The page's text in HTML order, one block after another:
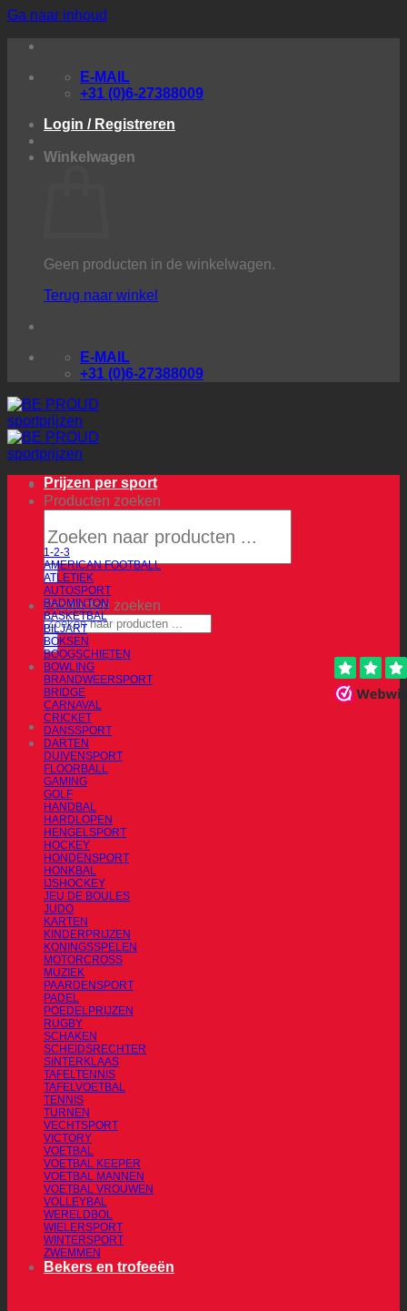
Ga naar inhoud
E-MAIL
+31 (0)6-27388009
Login / Registreren
Winkelwagen
Geen producten in de winkelwagen.
Terug naar winkel
E-MAIL
+31 (0)6-27388009
Producten zoeken
Producten zoeken
Prijzen per sport
1-2-3
AMERICAN FOOTBALL
ATLETIEK
AUTOSPORT
BADMINTON
BASKETBAL
BILJART
BOKSEN
BOOGSCHIETEN
BOWLING
BRANDWEERSPORT
BRIDGE
CARNAVAL
CRICKET
DANSSPORT
DARTEN
DUIVENSPORT
FLOORBALL
GAMING
GOLF
HANDBAL
HARDLOPEN
HENGELSPORT
HOCKEY
HONDENSPORT
HONKBAL
IJSHOCKEY
JEU DE BOULES
JUDO
KARTEN
KINDERPRIJZEN
KONINGSSPELEN
MOTORCROSS
MUZIEK
PAARDENSPORT
PADEL
POEDELPRIJZEN
RUGBY
SCHAKEN
SCHEIDSRECHTER
SINTERKLAAS
TAFELTENNIS
TAFELVOETBAL
TENNIS
TURNEN
VECHTSPORT
VICTORY
VOETBAL
VOETBAL KEEPER
VOETBAL MANNEN
VOETBAL VROUWEN
VOLLEYBAL
WERELDBOL
WIELERSPORT
WINTERSPORT
ZWEMMEN
Bekers en trofeeën